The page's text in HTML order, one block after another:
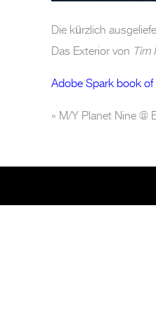
Die kürzlich
Das Exterior von Tim
Adobe Spark book
« M/Y Planet Nine @